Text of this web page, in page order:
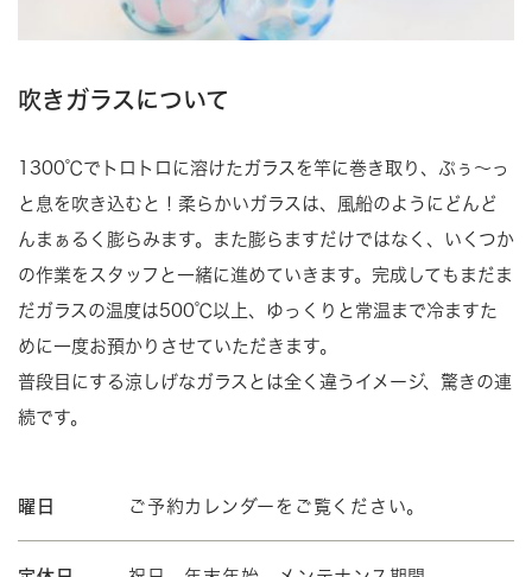
吹きガラスについて
1300℃でトロトロに溶けたガラスを竿に巻き取り、ぷぅ～っ
と息を吹き込むと！柔らかいガラスは、風船のようにどんど
んまぁるく膨らみます。また膨らますだけではなく、いくつか
の作業をスタッフと一緒に進めていきます。完成してもまだま
だガラスの温度は500℃以上、ゆっくりと常温まで冷ますた
めに一度お預かりさせていただきます。
普段目にする涼しげなガラスとは全く違うイメージ、驚きの連
続です。
曜日 ご予約カレンダーをご覧ください。